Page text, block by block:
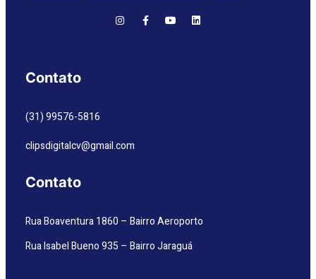
Contato
(31) 99576-5816
clipsdigitalcv@gmail.com
Contato
Rua Boaventura 1860 – Bairro Aeroporto
Rua Isabel Bueno 935 – Bairro Jaraguá